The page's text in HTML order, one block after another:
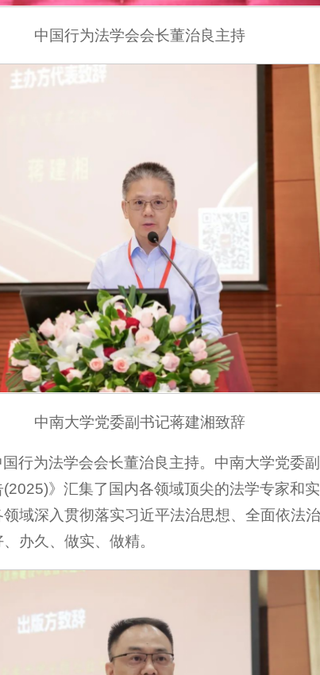
中国行为法学会会长董治良主持
中南大学党委副书记蒋建湘致辞
行为法学会会长董治良主持。中南大学党委
》汇集了国内各领域顶尖的法学专家和
域深入贯彻落实习近平法治思想、全面依法
办久、做实、做精。